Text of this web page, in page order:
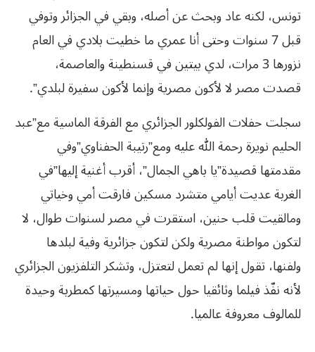
تونس، لكنه عاد وبحث عن أصله، وبقي في الجزائر وتوفي
قبل 7 سنوات وحتى أنا عمري ما خطيت بلادي في العام
نزورها 3 مرات، لدي بيتين في قسنطينة والعاصمة،
قصدت مصر لا لأكون مصرية وإنما لأكون سفيرة لبلدي”.
سجلت حفلات الفولكلور الجزائري مع الفرقة الماسية مع”عبد
الحليم نويرة رحمة الله عليه ومع”رتيبة الحفناوي”وفي
مقدمتها قصيدة”يا باهي الجمال”، أقرب أغنية إليها”في
الغربة عديت أيامي متشرد مسكين فارقت أمي وخياتي
ومالقيت قلب حنين، استقرت في مصر لسنوات طوال، لا
لتكون مواطنة مصرية ولكن لتكون جزائرية وفية لبلدها
ولفنها، تقول إنها لم تعمل لتعتزل، وتشكر التلفزيون الجزائري
لأنه نفّذ فيلما وثائقيا حول حياتها ومسيرتها كمطربة وحيدة
للمالوف معروفة عالميا.